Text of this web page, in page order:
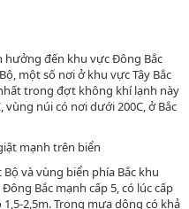
hưởng đến khu vực Đông Bắc
một số nơi ở khu vực Tây Bắc
trong đợt không khí lạnh này
vùng núi có nơi dưới 200C, ở Bắc
mạnh trên biển
và vùng biển phía Bắc khu
Bắc mạnh cấp 5, có lúc cấp
2,5m. Trong mưa dông có khả